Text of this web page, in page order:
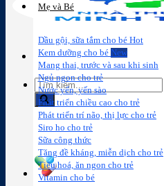
Sữa công
thức
Mẹ và Bé
Dầu gội, sữa tắm cho bé
Kem dưỡng cho bé
Mang thai, trước và sau khi sinh
Ngủ ngon cho trẻ
Nước yến, yến sào
Phát triển chiều cao cho trẻ
Phát triển trí não, thị lực cho trẻ
Siro ho cho trẻ
Sữa công thức
Tăng đề kháng, miễn dịch cho trẻ
Tiêu hoá, ăn ngon cho trẻ
Vitamin cho bé